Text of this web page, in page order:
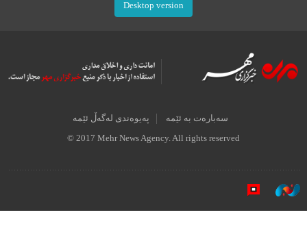
Desktop version
سەبارەت بە ئێمە پەیوەندی لەگەڵ ئێمە
© 2017 Mehr News Agency. All rights reserved